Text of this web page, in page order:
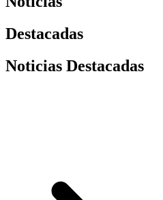
Destacadas
Noticias Destacadas